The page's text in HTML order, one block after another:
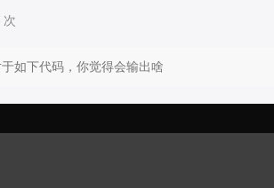
次
如下代码，你觉得会输出啥